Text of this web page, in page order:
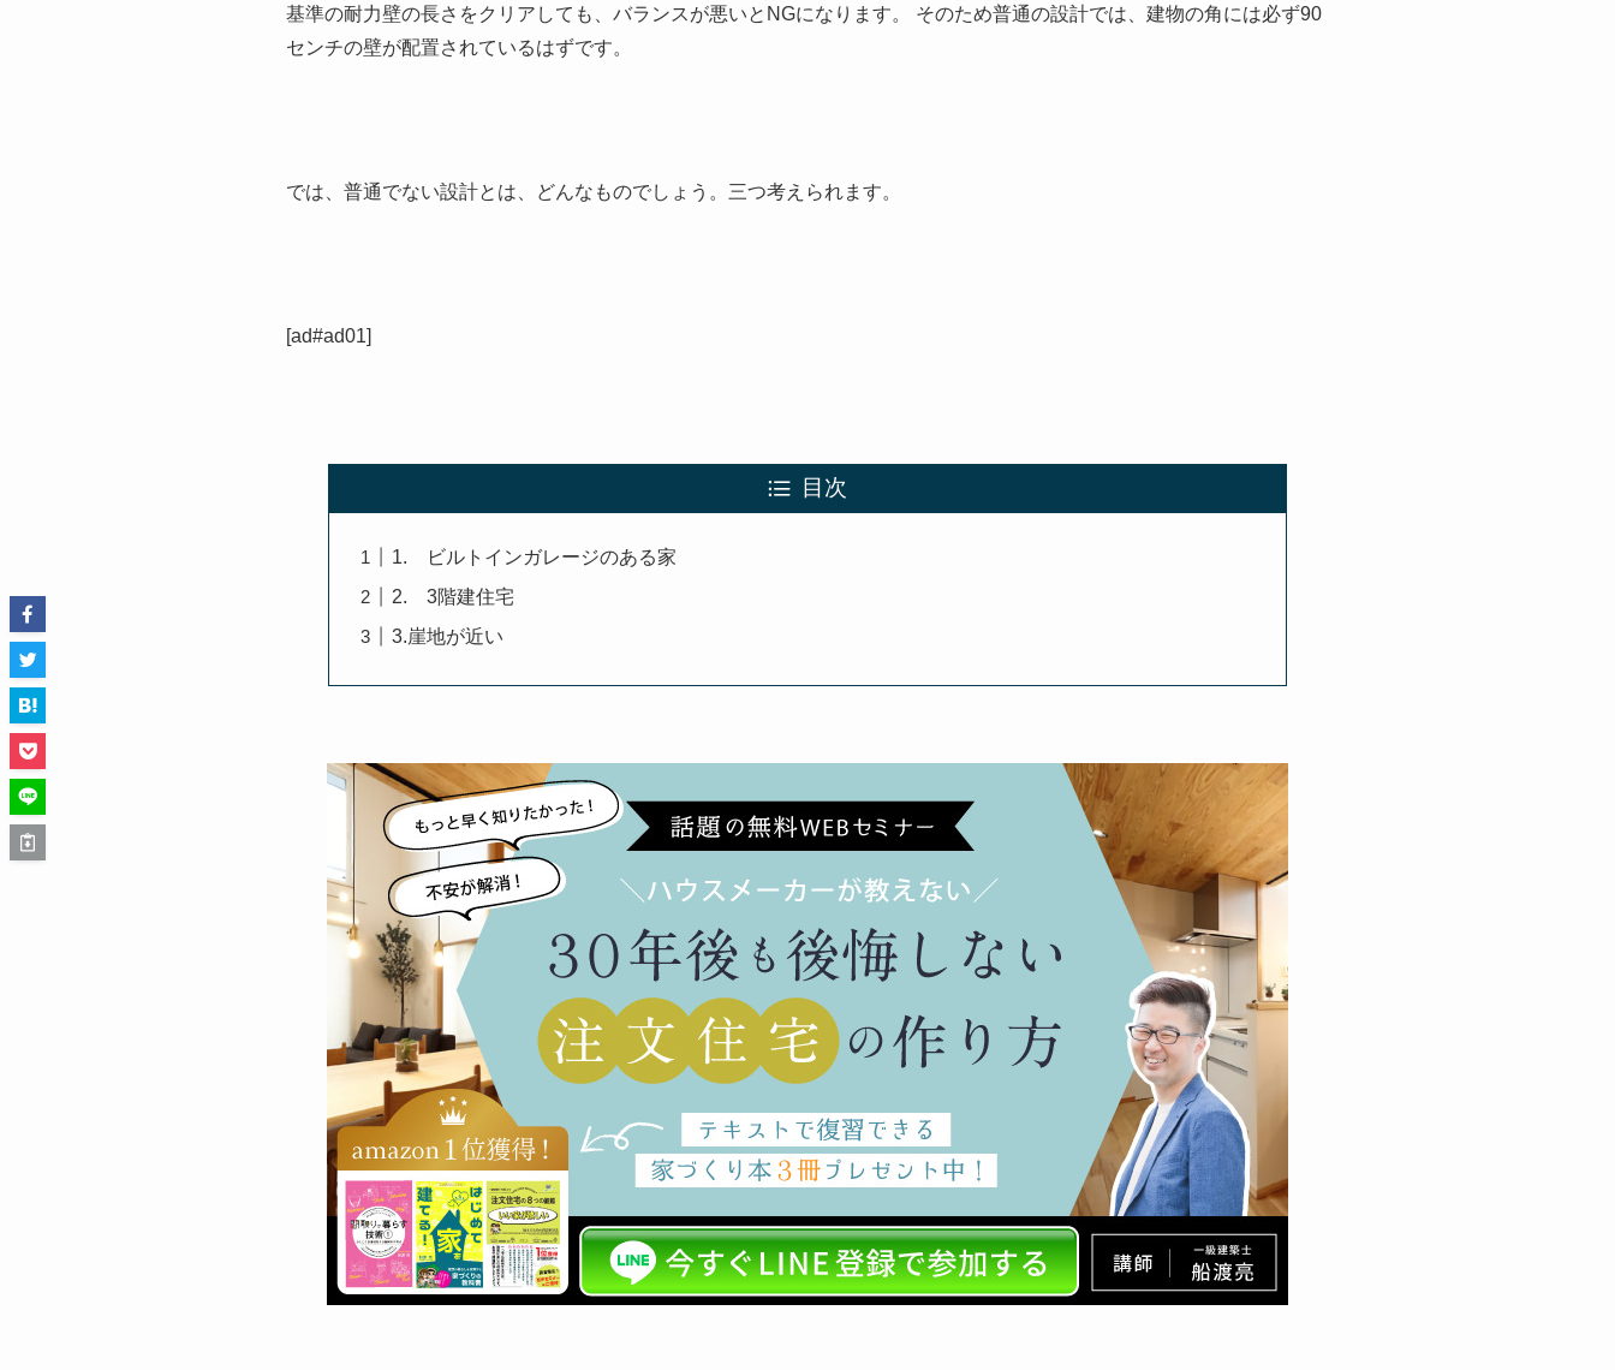
基準の耐力壁の長さをクリアしても、バランスが悪いとNGになります。 そのため普通の設計では、建物の角には必ず90
センチの壁が配置されているはずです。
では、普通でない設計とは、どんなものでしょう。三つ考えられます。
[ad#ad01]
目次
1. ビルトインガレージのある家
2. 3階建住宅
3.崖地が近い